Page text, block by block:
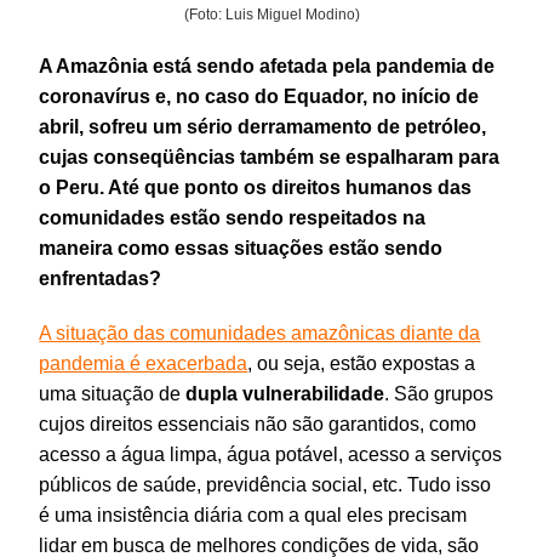
(Foto: Luis Miguel Modino)
A Amazônia está sendo afetada pela pandemia de
coronavírus e, no caso do Equador, no início de
abril, sofreu um sério derramamento de petróleo,
cujas conseqüências também se espalharam para
o Peru. Até que ponto os direitos humanos das
comunidades estão sendo respeitados na
maneira como essas situações estão sendo
enfrentadas?
A situação das comunidades amazônicas diante da
pandemia é exacerbada, ou seja, estão expostas a
uma situação dedupla vulnerabilidade. São grupos
cujos direitos essenciais não são garantidos, como
acesso a água limpa, água potável, acesso a serviços
públicos de saúde, previdência social, etc. Tudo isso
é uma insistência diária com a qual eles precisam
lidar em busca de melhores condições de vida, são